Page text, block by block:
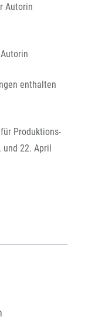
Autorin
enthalten
Produktions-
und 22. April